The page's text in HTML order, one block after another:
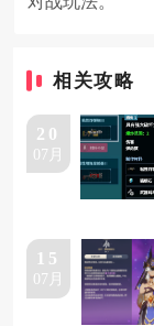
相关攻略
20
07月
15
07月